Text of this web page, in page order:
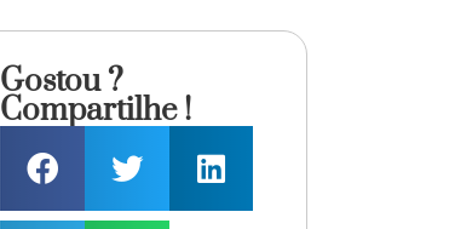
Gostou ?
Compartilhe !